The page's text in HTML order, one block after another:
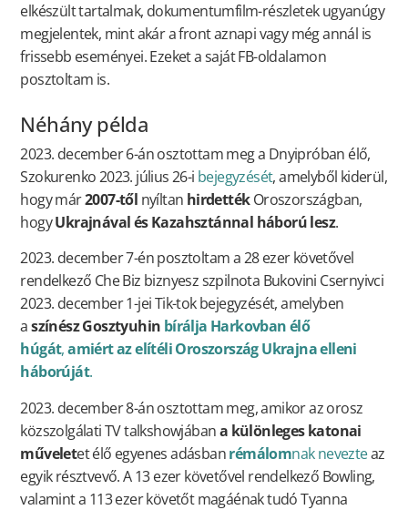
elkészült tartalmak, dokumentumfilm-részletek ugyanúgy
megjelentek, mint akár a front aznapi vagy még annál is
frissebb eseményei. Ezeket a saját FB-oldalamon
posztoltam is.
Néhány példa
2023. december 6-án osztottam meg a Dnyipróban élő,
Szokurenko 2023. július 26-i bejegyzését, amelyből kiderül,
hogy már2007-től nyíltan hirdettékOroszországban,
hogyUkrajnával és Kazahsztánnal háború lesz.
2023. december 7-én posztoltam a 28 ezer követővel
rendelkező Che Biz biznyesz szpilnota Bukovini Csernyivci
2023. december 1-jei Tik-tok bejegyzését, amelyben
aszínész Gosztyuhin bírálja Harkovban élő
húgát,amiért az elítéli Oroszország Ukrajna elleni
háborúját.
2023. december 8-án osztottam meg, amikor az orosz
közszolgálati TV talkshowjábana különleges katonai
műveletet élő egyenes adásbanrémálomnak nevezteaz
egyik résztvevő. A 13 ezer követővel rendelkező Bowling,
valamint a 113 ezer követőt magáénak tudó Tyanna